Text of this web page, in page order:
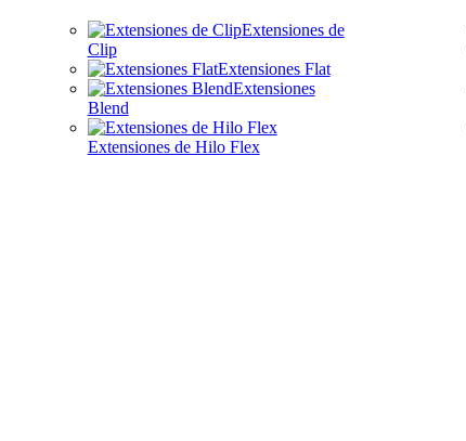
Extensiones de
Clip
Extensiones Flat
Extensiones
Blend
Extensiones de Hilo Flex